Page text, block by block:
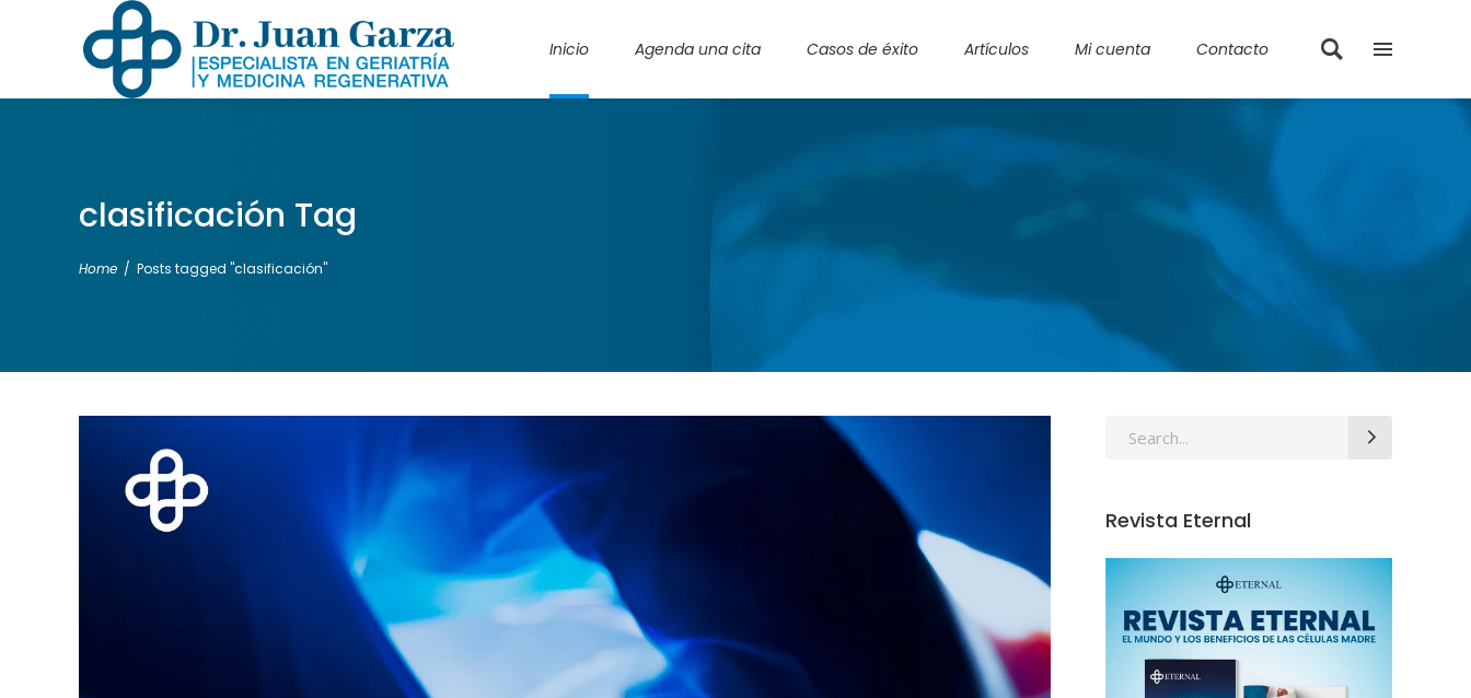
Inicio Agenda una cita Casos de éxito Artículos Mi cuenta Contacto
clasificación Tag
Home / Posts tagged "clasificación"
Revista Eternal